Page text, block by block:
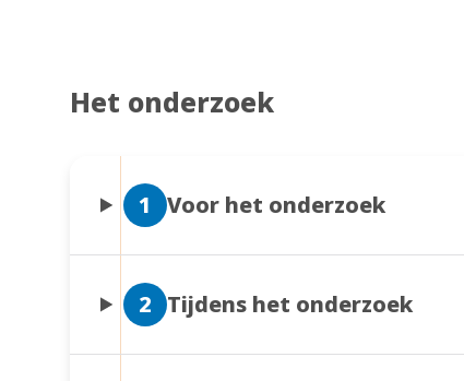
Het onderzoek
1 Voor het onderzoek
2 Tijdens het onderzoek